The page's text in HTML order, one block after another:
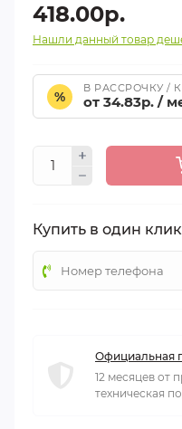
418.00р.
Нашли данный товар
%
В РАССРОЧКУ /
от 34.83р. /
Купить в один клик
Официальная
12 месяцев от
техническая